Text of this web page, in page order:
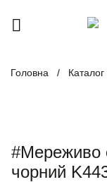
Головна / Каталог
#Мереживо
чорний